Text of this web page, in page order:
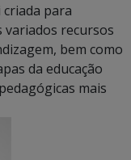
para
variados recursos
bem como
da educação
mais